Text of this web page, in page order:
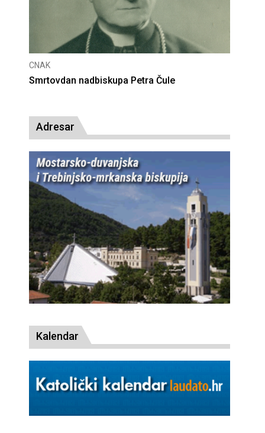
CNAK
Deseta obljetnica poništenja komunističke
Adresar
Kalendar